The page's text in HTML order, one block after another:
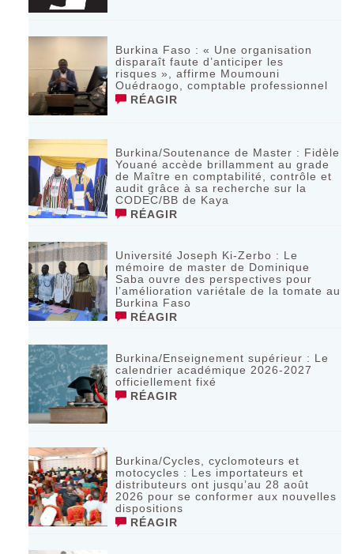
Burkina Faso : « Une organisation
disparaît faute d’anticiper les
risques », affirme Moumouni
Ouédraogo, comptable professionnel
RÉAGIR
Burkina/Soutenance de Master : Fidèle
Youané accède brillamment au grade
de Maître en comptabilité, contrôle et
audit grâce à sa recherche sur la
CODEC/BB de Kaya
RÉAGIR
Université Joseph Ki-Zerbo : Le
mémoire de master de Dominique
Saba ouvre des perspectives pour
l’amélioration variétale de la tomate au
Burkina Faso
RÉAGIR
Burkina/Enseignement supérieur : Le
calendrier académique 2026-2027
officiellement fixé
RÉAGIR
Burkina/Cycles, cyclomoteurs et
motocycles : Les importateurs et
distributeurs ont jusqu’au 28 août
2026 pour se conformer aux nouvelles
dispositions
RÉAGIR